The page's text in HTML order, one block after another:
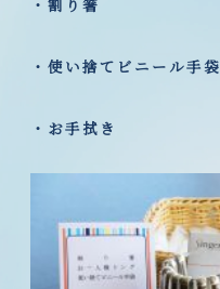
・使い捨てビニール手袋
・お手拭き